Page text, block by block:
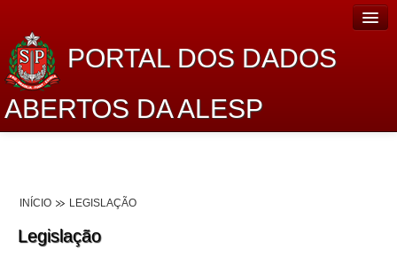
PORTAL DOS DADOS
ABERTOS DA ALESP
Dados Abertos Alesp
Lei de Acesso à Informação
INÍCIO LEGISLAÇÃO
Legislação